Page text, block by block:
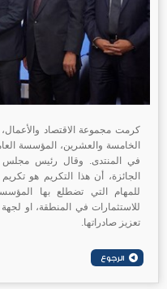
كرمت مجموعة الاقتصاد والأعمال،
الخامسة والعشرين، المؤسسة
في المنتدى. وقال رئيس مجلس
الجائزة، أن هذا التكريم هو
للمهام التي تضطلع بها
للاستثمارات في المنطقة، او
تعزيز صادراتها.